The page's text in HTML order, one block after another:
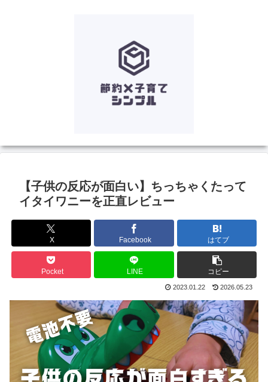
【子供の反応が面白い】ちっちゃくたって
イタイワニーを正直レビュー
X Facebook はてブ
Pocket LINE コピー
2023.01.22 2026.05.23